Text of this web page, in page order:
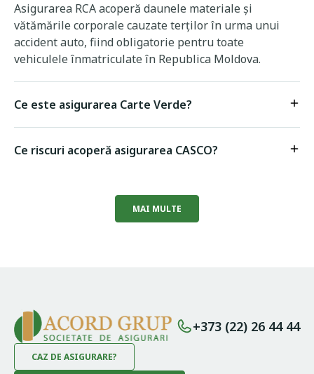
Asigurarea RCA acoperă daunele materiale și
vătămările corporale cauzate terților în urma unui
accident auto, fiind obligatorie pentru toate
vehiculele înmatriculate în Republica Moldova.
Ce este asigurarea Carte Verde?
Ce riscuri acoperă asigurarea CASCO?
MAI MULTE
+373 (22) 26 44 44
CAZ DE ASIGURARE?